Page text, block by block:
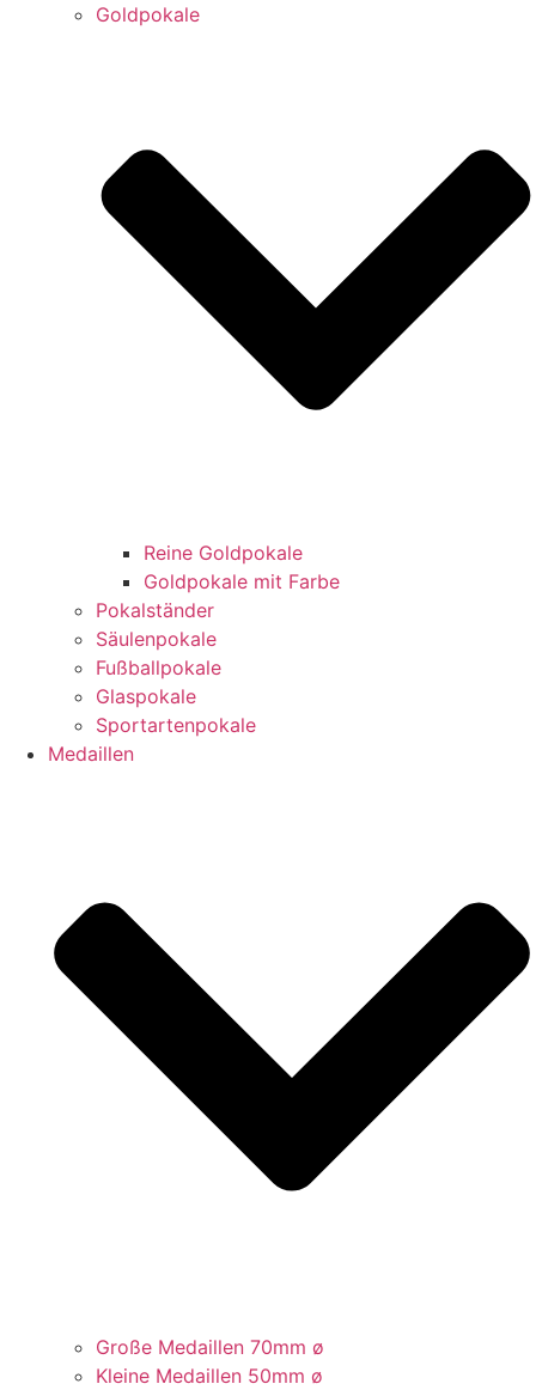
Goldpokale
Reine Goldpokale
Goldpokale mit Farbe
Pokalständer
Säulenpokale
Fußballpokale
Glaspokale
Sportartenpokale
Medaillen
Große Medaillen 70mm ø
Kleine Medaillen 50mm ø